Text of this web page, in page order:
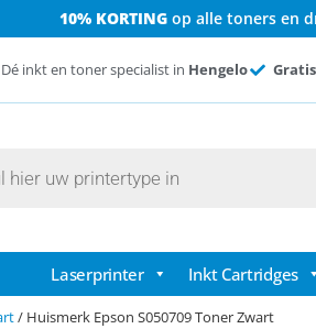
10% KORTINGop alle toners en
Dé inkt en toner specialist in Hengelo
Laserprinter Inkt Cartridges
/ Huismerk Epson S050709 Toner Zwart